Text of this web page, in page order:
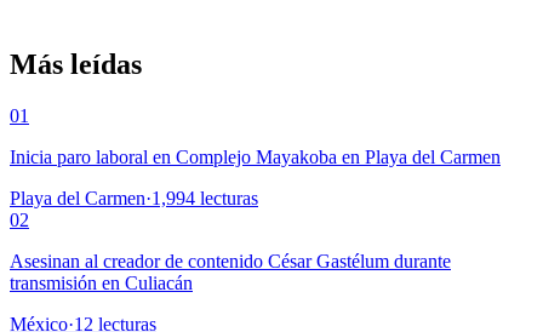
Más leídas
01
Inicia paro laboral en Complejo Mayakoba en Playa del Carmen
Playa del Carmen·1,994 lecturas
02
Asesinan al creador de contenido César Gastélum durante
transmisión en Culiacán
México·12 lecturas